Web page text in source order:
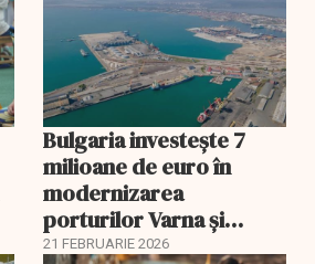
Bulgaria investește 7
milioane de euro în
modernizarea
porturilor Varna și
Burgas
21 FEBRUARIE 2026